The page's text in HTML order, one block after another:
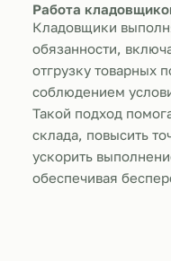
Работа
Кладовщики
обязанности,
отгрузку товарных
соблюдением
Такой подход
склада, повысить
ускорить
обеспечивая